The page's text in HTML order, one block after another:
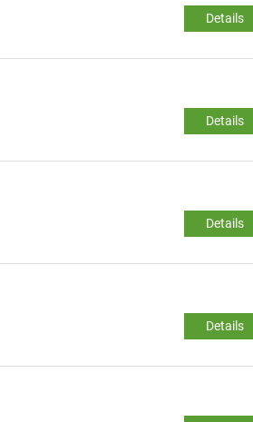
Details
Details
Details
Details